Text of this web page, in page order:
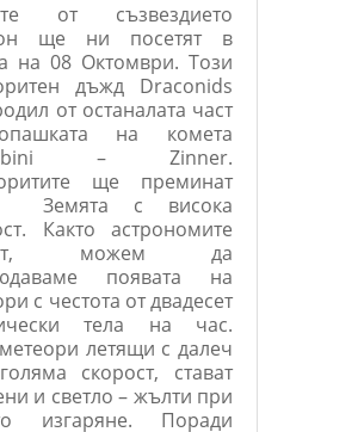
от съзвездието
ще ни посетят в
на 08 Октомври. Този
дъжд Draconids
от останалата част
на комета
– Zinner.
ще преминат
Земята с висока
Както астрономите
можем да
появата на
с честота от двадесет
тела на час.
летящи с далеч
скорост, стават
и светло – жълти при
изгаряне. Поради